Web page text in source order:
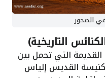
الصخور
التاريخية)
التي تحمل بين
كنيسة القديس إلياس